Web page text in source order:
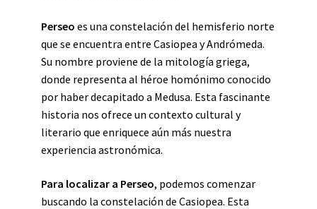
Perseo es una constelación del hemisferio norte
que se encuentra entre Casiopea y Andrómeda.
Su nombre proviene de la mitología griega,
donde representa al héroe homónimo conocido
por haber decapitado a Medusa. Esta fascinante
historia nos ofrece un contexto cultural y
literario que enriquece aún más nuestra
experiencia astronómica.
Para localizar a Perseo, podemos comenzar
buscando la constelación de Casiopea. Esta